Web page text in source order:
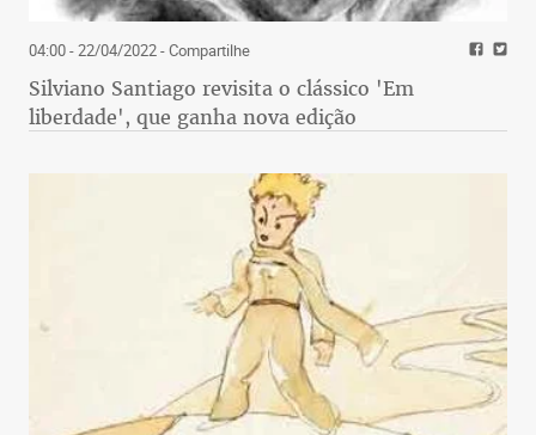
04:00 - 22/04/2022- Compartilhe
Silviano Santiago revisita o clássico 'Em
liberdade', que ganha nova edição